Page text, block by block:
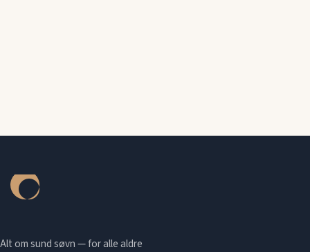
Alt om sund søvn — for alle aldre